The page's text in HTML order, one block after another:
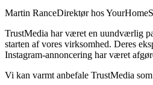
Martin RanceDirektør hos
TrustMedia har været en uundværlig
starten af vores virksomhed. Deres
Instagram-annoncering har været
Vi kan varmt anbefale TrustMedia